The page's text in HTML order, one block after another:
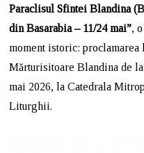
Paraclisul Sfintei Blandina
din Basarabia – 11/24 mai”,
moment istoric:
Mărturisitoare Blandina de
mai 2026, la Catedrala
Liturghii.